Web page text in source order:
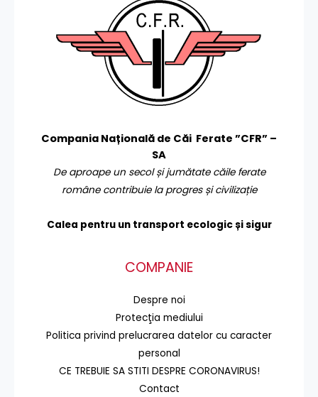
Compania Națională de Căi Ferate ”CFR” –
SA
De aproape un secol și jumătate căile ferate
române contribuie la progres și civilizație
Calea pentru un transport ecologic și sigur
COMPANIE
Despre noi
Protecţia mediului
Politica privind prelucrarea datelor cu caracter
personal
CE TREBUIE SA STITI DESPRE CORONAVIRUS!
Contact